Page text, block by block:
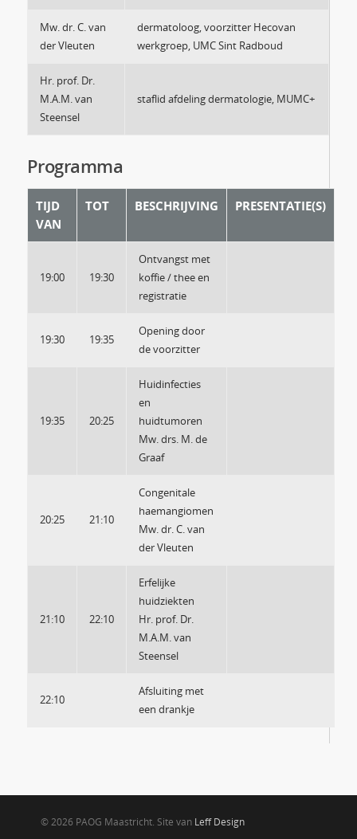
Mw. dr. C. van
der Vleuten
dermatoloog, voorzitter Hecovan
werkgroep, UMC Sint Radboud
Hr. prof. Dr.
M.A.M. van
Steensel
staflid afdeling dermatologie, MUMC+
Programma
TIJD
VAN
TOT BESCHRIJVING PRESENTATIE(S)
19:00 19:30
Ontvangst met
koffie / thee en
registratie
19:30 19:35
Opening door
de voorzitter
19:35 20:25
Huidinfecties
en
huidtumoren
Mw. drs. M. de
Graaf
20:25 21:10
Congenitale
haemangiomen
Mw. dr. C. van
der Vleuten
21:10 22:10
Erfelijke
huidziekten
Hr. prof. Dr.
M.A.M. van
Steensel
22:10
Afsluiting met
een drankje
© 2026 PAOG Maastricht. Site van Leff Design